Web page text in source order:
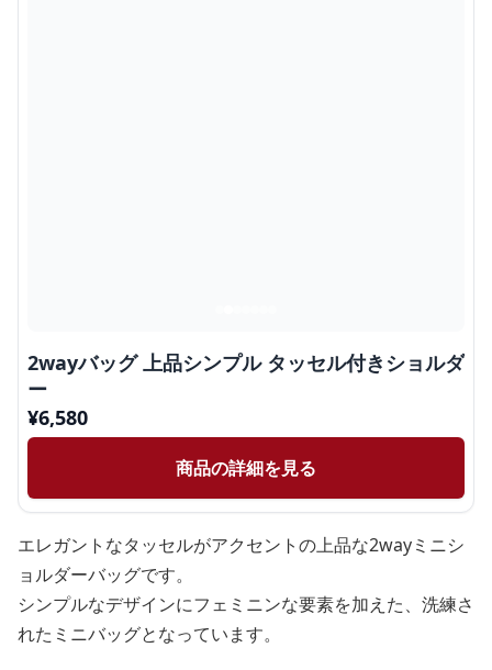
2wayバッグ 上品シンプル タッセル付きショルダ
ー
¥6,580
商品の詳細を見る
エレガントなタッセルがアクセントの上品な2wayミニシ
ョルダーバッグです。
シンプルなデザインにフェミニンな要素を加えた、洗練さ
れたミニバッグとなっています。